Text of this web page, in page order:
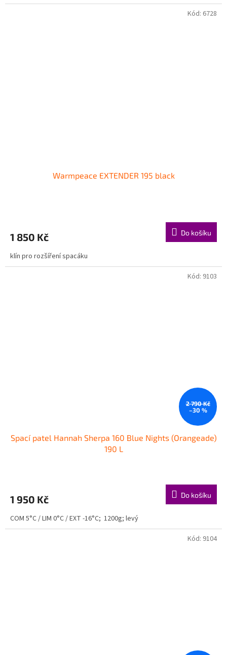
Warmpeace EXTENDER 195 black
1 850 Kč Do košíku
klín pro rozšíření spacáku
Kód: 6728
2 790 Kč
–30 %
Spací patel Hannah Sherpa 160 Blue Nights (Orangeade)
190 L
1 950 Kč Do košíku
COM 5°C / LIM 0°C / EXT -16°C; 1200g; levý
Kód: 9103
Kód: 9104